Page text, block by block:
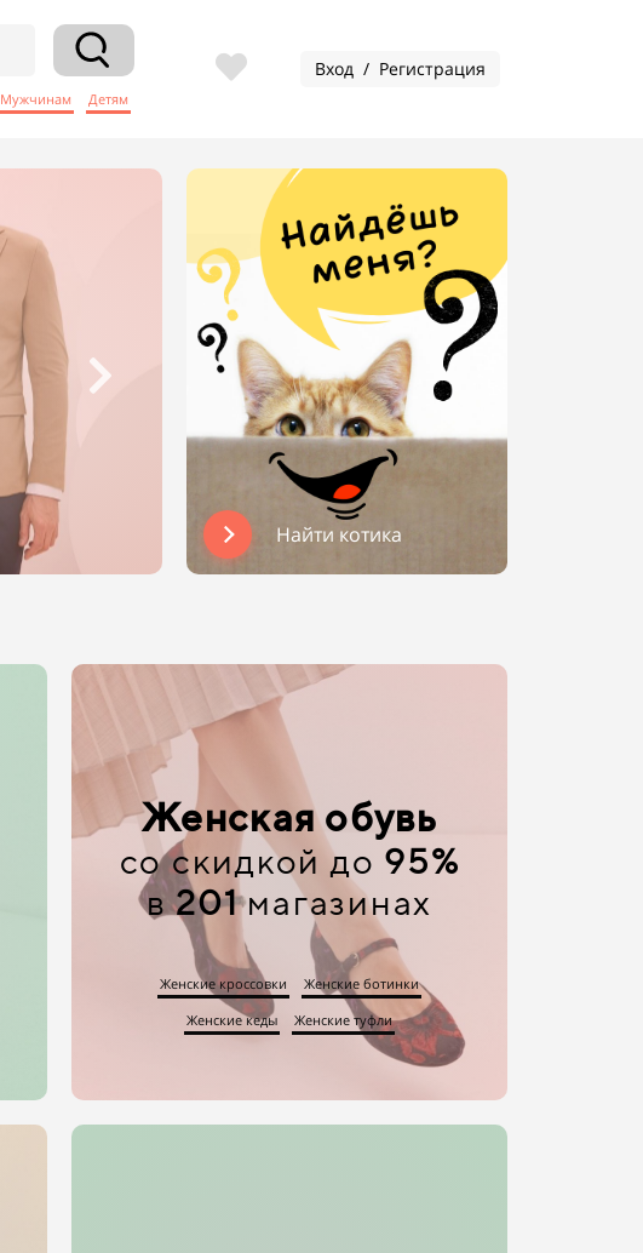
Мужчинам Детям
Вход / Регистрация
Найти котика
Женская обувь
со скидкой до 95%
в201магазинах
Женские кроссовки Женские ботинки
Женские кеды Женские туфли